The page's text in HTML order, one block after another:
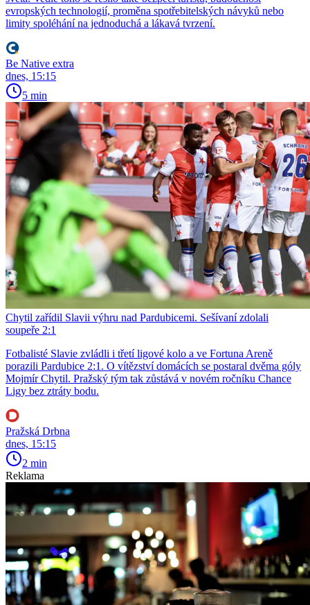
evropských technologií, proměna spotřebitelských návyků nebo
limity spoléhání na jednoduchá a lákavá tvrzení.
Be Native extra
dnes, 15:15
5 min
Chytil zařídil Slavii výhru nad Pardubicemi. Sešívaní zdolali
soupeře 2:1
Fotbalisté Slavie zvládli i třetí ligové kolo a ve Fortuna Areně
porazili Pardubice 2:1. O vítězství domácích se postaral dvěma góly
Mojmír Chytil. Pražský tým tak zůstává v novém ročníku Chance
Ligy bez ztráty bodu.
Pražská Drbna
dnes, 15:15
2 min
Reklama